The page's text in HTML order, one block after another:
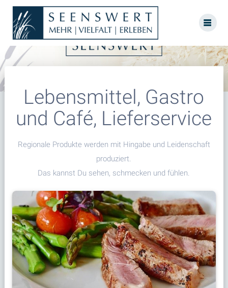
Skip
to
content
Lebensmittel, Gastro
und Café, Lieferservice
Regionale Produkte werden mit Hingabe und Leidenschaft
produziert.
Das kannst Du sehen, schmecken und fühlen.